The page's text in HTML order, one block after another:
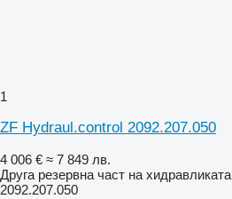
1
ZF Hydraul.control 2092.207.050
4 006 € ≈ 7 849 лв.
Друга резервна част на хидравликата
2092.207.050